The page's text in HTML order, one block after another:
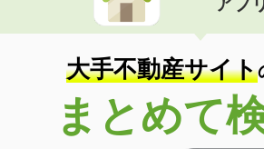
大手不動産サイト
まとめて